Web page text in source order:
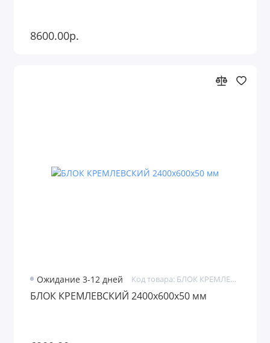
8600.00р.
Ожидание 3-12 дней Код товара: БЛОК КРЕМЛЕВСКИЙ
БЛОК КРЕМЛЕВСКИЙ 2400х600х50 мм